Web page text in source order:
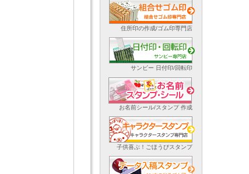
住所印の作成/ゴム印専門店
サンビー 日付印/回転印
お名前シール/スタンプ 作成
子供喜ぶ！ごほうびスタンプ